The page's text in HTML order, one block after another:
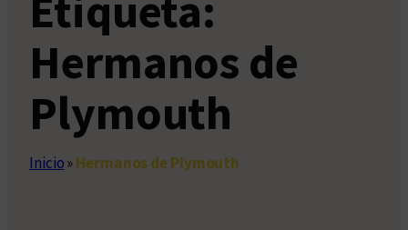
Hermanos de
Plymouth
Inicio»Hermanos de Plymouth